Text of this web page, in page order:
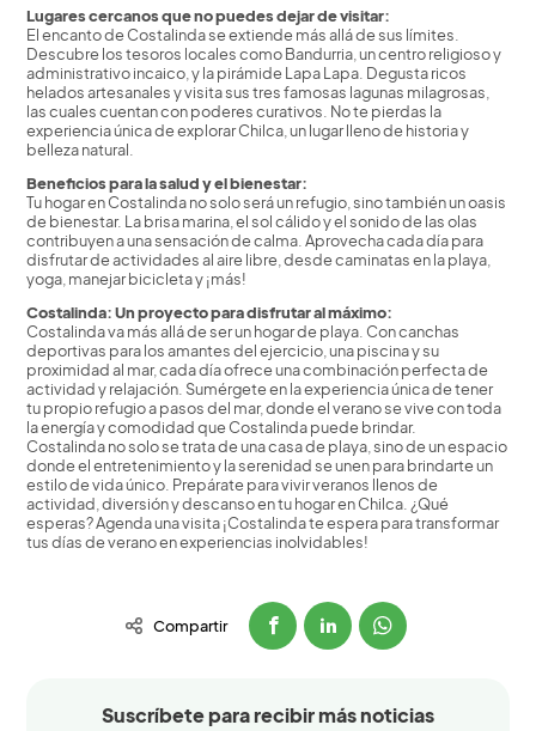
Lugares cercanos que no puedes dejar de visitar:
El encanto de Costalinda se extiende más allá de sus límites.
Descubre los tesoros locales como Bandurria, un centro religioso y
administrativo incaico, y la pirámide Lapa Lapa. Degusta ricos
helados artesanales y visita sus tres famosas lagunas milagrosas,
las cuales cuentan con poderes curativos. No te pierdas la
experiencia única de explorar Chilca, un lugar lleno de historia y
belleza natural.
Beneficios para la salud y el bienestar:
Tu hogar en Costalinda no solo será un refugio, sino también un oasis
de bienestar. La brisa marina, el sol cálido y el sonido de las olas
contribuyen a una sensación de calma. Aprovecha cada día para
disfrutar de actividades al aire libre, desde caminatas en la playa,
yoga, manejar bicicleta y ¡más!
Costalinda: Un proyecto para disfrutar al máximo:
Costalinda va más allá de ser un hogar de playa. Con canchas
deportivas para los amantes del ejercicio, una piscina y su
proximidad al mar, cada día ofrece una combinación perfecta de
actividad y relajación. Sumérgete en la experiencia única de tener
tu propio refugio a pasos del mar, donde el verano se vive con toda
la energía y comodidad que Costalinda puede brindar.
Costalinda no solo se trata de una casa de playa, sino de un espacio
donde el entretenimiento y la serenidad se unen para brindarte un
estilo de vida único. Prepárate para vivir veranos llenos de
actividad, diversión y descanso en tu hogar en Chilca. ¿Qué
esperas? Agenda una visita ¡Costalinda te espera para transformar
tus días de verano en experiencias inolvidables!
Compartir
Suscríbete para recibir más noticias